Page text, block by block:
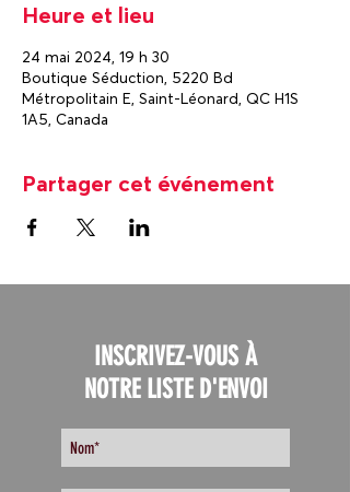
Heure et lieu
24 mai 2024, 19 h 30
Boutique Séduction, 5220 Bd
Métropolitain E, Saint-Léonard, QC H1S
1A5, Canada
Partager cet événement
INSCRIVEZ-VOUS À
NOTRE LISTE D'ENVOI